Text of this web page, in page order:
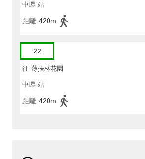
中環 站
距離 420m
22
往 薄扶林花園
中環 站
距離 420m